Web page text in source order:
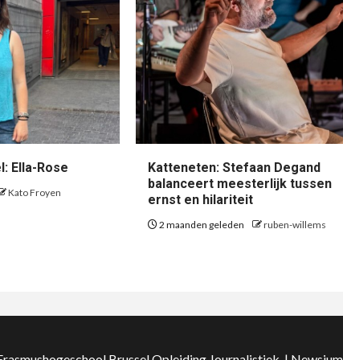
Ella-Rose
Kato Froyen
Katteneten: Stefaan Degand
balanceert meesterlijk tussen
ernst en hilariteit
2 maanden geleden ruben-willems